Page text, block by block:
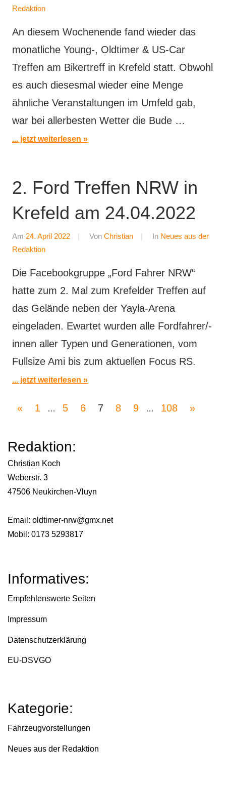
Redaktion
An diesem Wochenende fand wieder das
monatliche Young-, Oldtimer & US-Car
Treffen am Bikertreff in Krefeld statt. Obwohl
es auch diesesmal wieder eine Menge
ähnliche Veranstaltungen im Umfeld gab,
war bei allerbesten Wetter die Bude …
... jetzt weiterlesen
2. Ford Treffen NRW in
Krefeld am 24.04.2022
Am 24. April 2022 Von Christian In Neues aus der
Redaktion
Die Facebookgruppe „Ford Fahrer NRW“
hatte zum 2. Mal zum Krefelder Treffen auf
das Gelände neben der Yayla-Arena
eingeladen. Ewartet wurden alle Fordfahrer/-
innen aller Typen und Generationen, vom
Fullsize Ami bis zum aktuellen Focus RS.
... jetzt weiterlesen
Seitennummerierung
Beiträge
«Vorherige
1 … 5 6 7 8 9 … 108
Nächste
»
Redaktion:
Christian Koch
Weberstr. 3
47506 Neukirchen-Vluyn
Email: oldtimer-nrw@gmx.net
Mobil: 0173 5293817
Informatives:
Empfehlenswerte Seiten
Impressum
Datenschutzerklärung
EU-DSVGO
Kategorie:
Fahrzeugvorstellungen
Neues aus der Redaktion